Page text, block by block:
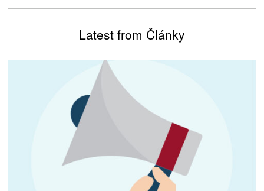
Latest from Články